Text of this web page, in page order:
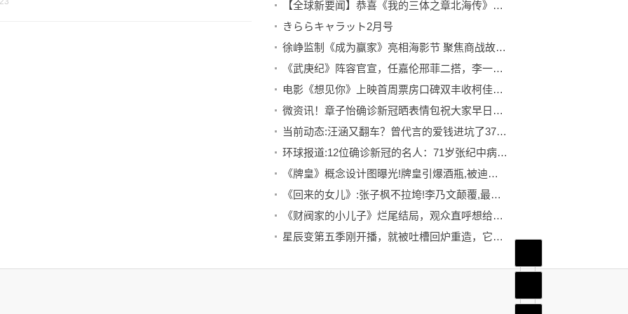
【全球新要闻】恭喜《我的三体之章北海传》播放破亿！！！
きららキャラット2月号
徐峥监制《成为赢家》亮相海影节 聚焦商战故事_世界快看点
《武庚纪》阵容官宣，任嘉伦邢菲二搭，李一桐或与成毅搭档新剧！
电影《想见你》上映首周票房口碑双丰收柯佳嬿许光汉命定爱情值得一刷再刷_环球精选
微资讯！章子怡确诊新冠晒表情包祝大家早日阳康
当前动态:汪涵又翻车？曾代言的爱钱进坑了37万用户，今直播带货退货七成
环球报道:12位确诊新冠的名人：71岁张纪中病情加重，朱丹因全家变阳痛哭
《牌皇》概念设计图曝光!牌皇引爆酒瓶,被迪士尼收购后惨遭遗忘|环球热闻
《回来的女儿》:张子枫不拉垮!李乃文颠覆,最惊艳的是47岁的她 今日讯
《财阀家的小儿子》烂尾结局，观众直呼想给编剧寄刀片
星辰变第五季刚开播，就被吐槽回炉重造，它到底犯了什么错误？_世界视讯